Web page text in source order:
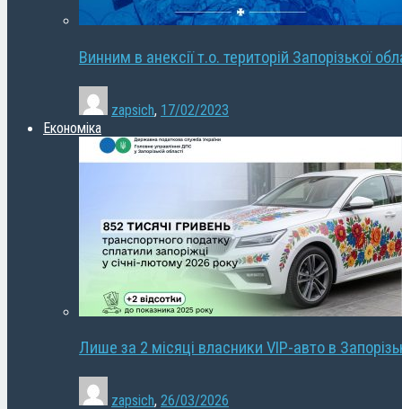
Винним в анексії т.о. територій Запорізької
zapsich, 17/02/2023
Економіка
Лише за 2 місяці власники VIP-авто в
zapsich, 26/03/2026